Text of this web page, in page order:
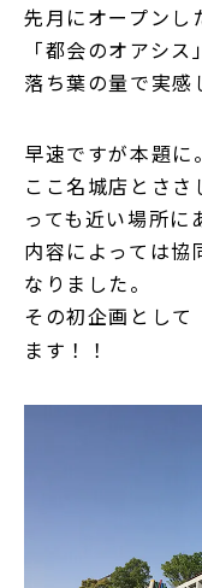
先月にオープンし
「都会のオアシ
落ち葉の量で実感
早速ですが本題に。
ここ名城店とさ
っても近い場所に
内容によっては協
なりました。
その初企画として
ます！！